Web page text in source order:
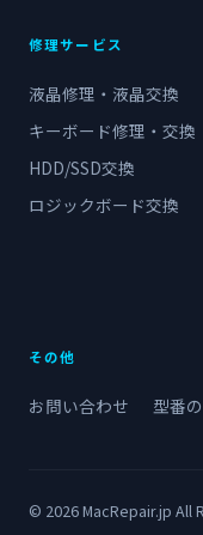
修理サービス
液晶修理・液晶交換
キーボード修理・交換
HDD/SSD交換
ロジックボード交換
その他
お問い合わせ 型番
© 2026 MacRepair.jp All